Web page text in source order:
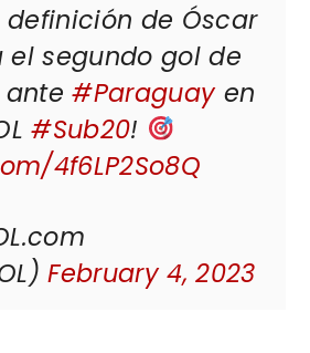
definición de Óscar
el segundo gol de
ante#Paraguayen
#Sub20!
4f6LP2So8Q
February 4, 2023